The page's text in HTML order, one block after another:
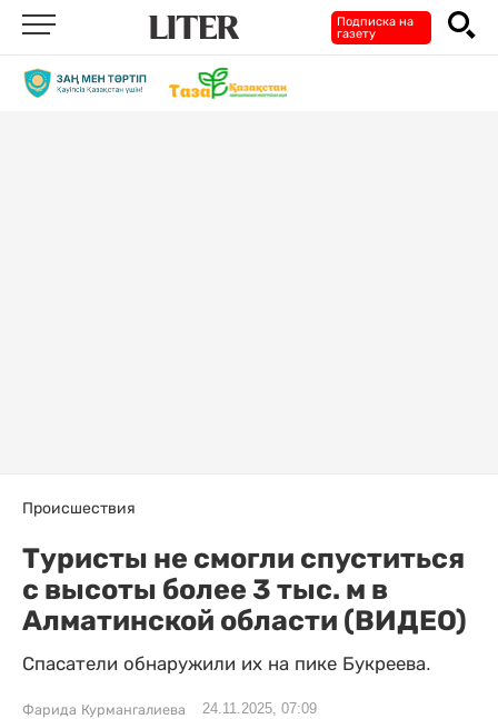
Подписка на
газету
Происшествия
Туристы не смогли спуститься
с высоты более 3 тыс. м в
Алматинской области (ВИДЕО)
Спасатели обнаружили их на пике Букреева.
Фарида Курмангалиева 24.11.2025, 07:09